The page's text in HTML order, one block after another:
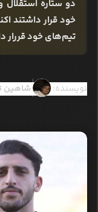
دو ستاره
خود قرار داشتند
تیم‌های خود قررار
نویسنده: شاهین